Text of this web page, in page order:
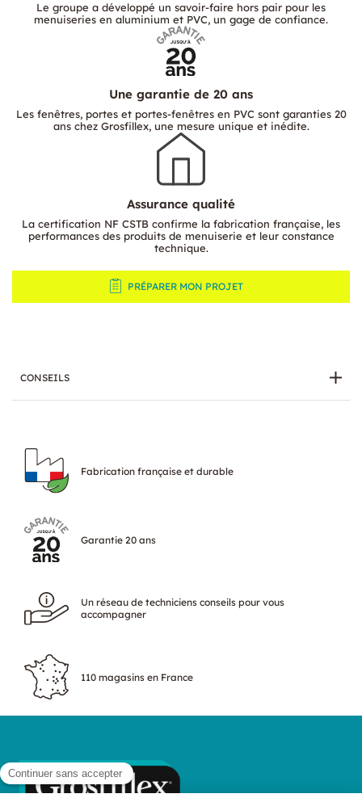
Le groupe a développé un savoir-faire hors pair pour les
menuiseries en aluminium et PVC, un gage de confiance.
Une garantie de 20 ans
Les fenêtres, portes et portes-fenêtres en PVC sont garanties 20
ans chez Grosfillex, une mesure unique et inédite.
Assurance qualité
La certification NF CSTB confirme la fabrication française, les
performances des produits de menuiserie et leur constance
technique.
PRÉPARER MON PROJET
CONSEILS
INFORMATION
Fabrication française et durable
Garantie 20 ans
Un réseau de techniciens conseils pour vous
accompagner
110 magasins en France